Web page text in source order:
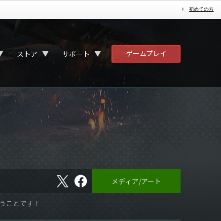
初めての方
ストア ▼ サポート ▼ ゲームプレイ
X フ
ェ
ッ
メディア/アート
ことです！